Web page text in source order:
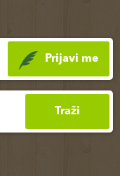
Prijavi me
Traži